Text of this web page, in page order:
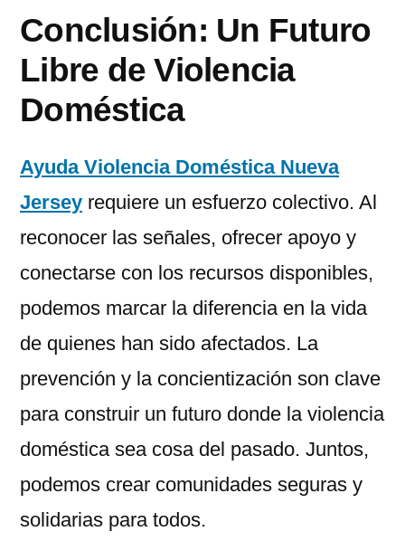
Conclusión: Un Futuro
Libre de Violencia
Doméstica
Ayuda Violencia Doméstica Nueva
Jersey requiere un esfuerzo colectivo. Al
reconocer las señales, ofrecer apoyo y
conectarse con los recursos disponibles,
podemos marcar la diferencia en la vida
de quienes han sido afectados. La
prevención y la concientización son clave
para construir un futuro donde la violencia
doméstica sea cosa del pasado. Juntos,
podemos crear comunidades seguras y
solidarias para todos.